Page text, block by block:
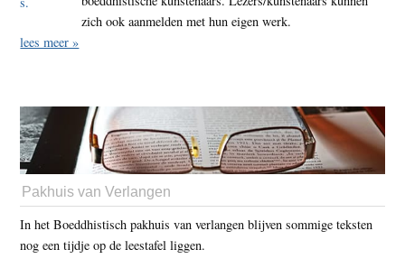
zich ook aanmelden met hun eigen werk.
lees meer »
Pakhuis van Verlangen
In het Boeddhistisch pakhuis van verlangen blijven sommige teksten
nog een tijdje op de leestafel liggen.